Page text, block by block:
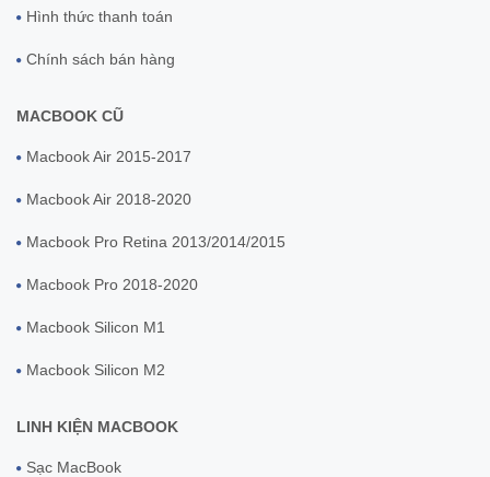
Hình thức thanh toán
Chính sách bán hàng
MACBOOK CŨ
Macbook Air 2015-2017
Macbook Air 2018-2020
Macbook Pro Retina 2013/2014/2015
Macbook Pro 2018-2020
Macbook Silicon M1
Macbook Silicon M2
LINH KIỆN MACBOOK
Sạc MacBook